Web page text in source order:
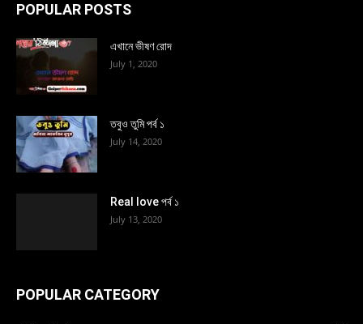
POPULAR POSTS
এখানে ভীষণ রোদ
July 1, 2020
তবুও তুমি পর্ব ১
July 14, 2020
Real love পর্ব ১
July 13, 2020
POPULAR CATEGORY